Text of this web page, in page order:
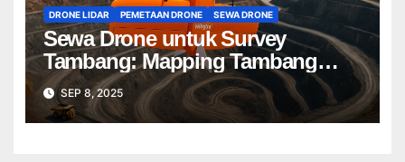
DRONE LIDAR PEMETAAN DRONE SEWA DRONE
Sewa Drone untuk Survey
Tambang: Mapping Tambang
Profesional Lebih Cepat & Akurat
SEP 8, 2025